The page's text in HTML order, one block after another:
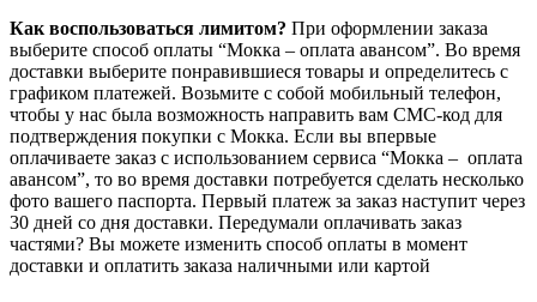
Как воспользоваться лимитом? При оформлении заказа
выберите способ оплаты “Мокка – оплата авансом”. Во время
доставки выберите понравившиеся товары и определитесь с
графиком платежей. Возьмите с собой мобильный телефон,
чтобы у нас была возможность направить вам СМС-код для
подтверждения покупки c Мокка. Если вы впервые
оплачиваете заказ с использованием сервиса “Мокка – оплата
авансом”, то во время доставки потребуется сделать несколько
фото вашего паспорта. Первый платеж за заказ наступит через
30 дней со дня доставки. Передумали оплачивать заказ
частями? Вы можете изменить способ оплаты в момент
доставки и оплатить заказа наличными или картой